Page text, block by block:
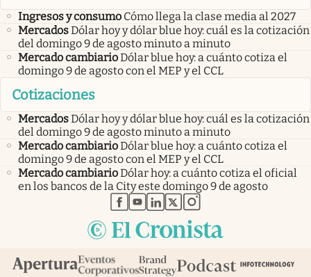
Ingresos y consumo Cómo llega la clase media al 2027
MercadosDólar hoy y dólar blue hoy: cuál es la cotización
del domingo 9 de agosto minuto a minuto
Mercado cambiarioDólar blue hoy: a cuánto cotiza el
domingo 9 de agosto con el MEP y el CCL
Cotizaciones
MercadosDólar hoy y dólar blue hoy: cuál es la cotización
del domingo 9 de agosto minuto a minuto
Mercado cambiarioDólar blue hoy: a cuánto cotiza el
domingo 9 de agosto con el MEP y el CCL
Mercado cambiarioDólar hoy: a cuánto cotiza el oficial
en los bancos de la City este domingo 9 de agosto
abre en nueva pestaña
abre en nueva pestaña
abre en nueva pestaña
abre en nueva pestaña
abre en nueva pestaña